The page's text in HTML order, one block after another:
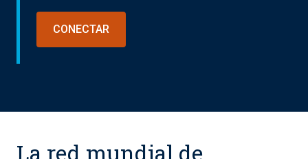
CONECTAR
La red mundial de